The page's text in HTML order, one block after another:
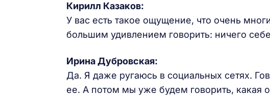
Кирилл Казаков:
У вас есть такое ощущение, что очень
большим удивлением говорить: ничего
Ирина Дубровская:
Да. Я даже ругаюсь в социальных сетях.
ее. А потом мы уже будем говорить, какая